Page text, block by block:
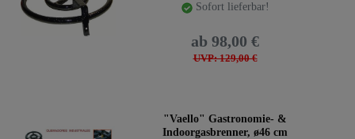
Sofort lieferbar!
UVP: 129,00 €
ab 98,00 €
"Vaello" Gastronomie- &
Indoorgasbrenner, ø46 cm